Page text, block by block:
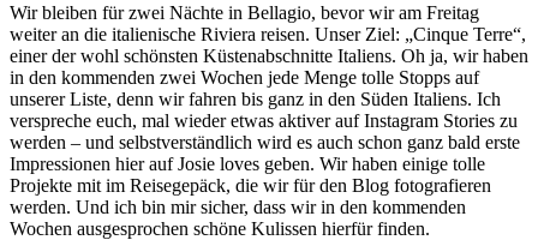
Wir bleiben für zwei Nächte in Bellagio, bevor wir am Freitag
weiter an die italienische Riviera reisen. Unser Ziel: „Cinque Terre“,
einer der wohl schönsten Küstenabschnitte Italiens. Oh ja, wir haben
in den kommenden zwei Wochen jede Menge tolle Stopps auf
unserer Liste, denn wir fahren bis ganz in den Süden Italiens. Ich
verspreche euch, mal wieder etwas aktiver auf Instagram Stories zu
werden – und selbstverständlich wird es auch schon ganz bald erste
Impressionen hier auf Josie loves geben. Wir haben einige tolle
Projekte mit im Reisegepäck, die wir für den Blog fotografieren
werden. Und ich bin mir sicher, dass wir in den kommenden
Wochen ausgesprochen schöne Kulissen hierfür finden.